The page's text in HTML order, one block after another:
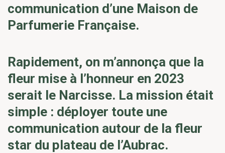
communication d’une Maison de
Parfumerie Française.
Rapidement, on m’annonça que la
fleur mise à l’honneur en 2023
serait le Narcisse. La mission était
simple : déployer toute une
communication autour de la fleur
star du plateau de l’Aubrac.